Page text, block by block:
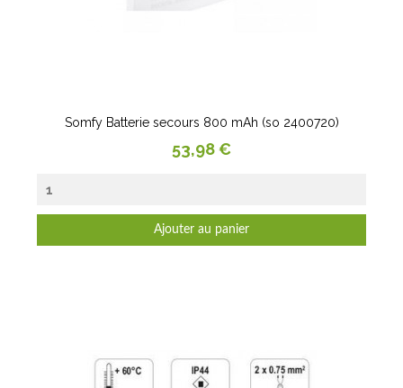
Somfy Batterie secours 800 mAh (so 2400720)
Prix
53,98 €
Ajouter au panier